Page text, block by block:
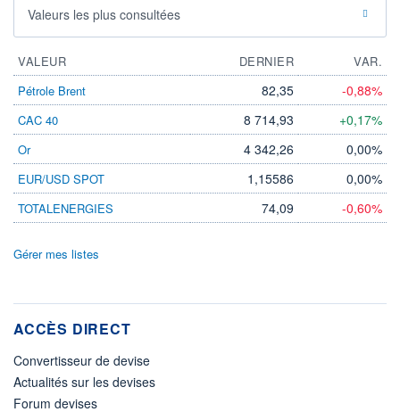
Valeurs les plus consultées
VALEUR DERNIER
VAR.
Pétrole Brent
82,35 -0,88%
CAC 40 8 714,93 +0,17%
Or 4 342,26 0,00%
EUR/USD SPOT 1,15586 0,00%
TOTALENERGIES 74,09 -0,60%
Gérer mes listes
ACCÈS DIRECT
Convertisseur de devise
Actualités sur les devises
Forum devises